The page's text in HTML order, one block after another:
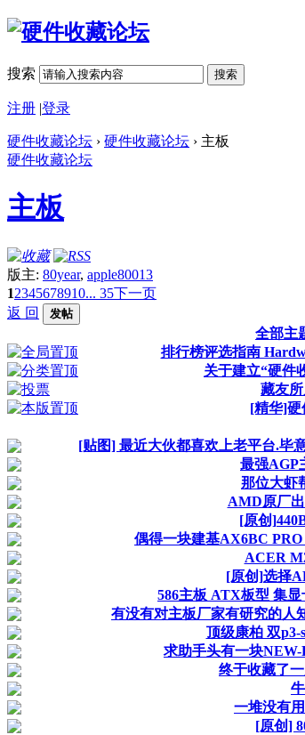
搜索 搜索
注册 |登录
硬件收藏论坛 › 硬件收藏论坛 › 主板
硬件收藏论坛
主板
版主: 80year, apple80013
12345678910... 35下一页
返 回
发帖
全部主
排行榜评选指南
关于建立“硬件
藏友
[精华]硬
[贴图] 最近大伙都喜欢上老平台.毕
最强AGP
那位大虾
AMD原厂出
[原创
偶得一块建基AX6BC
ACER
[原创]选择
586主板 ATX板型 集
有没有对主板厂家有研究的人
顶级康柏 双p3-
求助手头有一块
终于收藏了
一堆没有
[原创]